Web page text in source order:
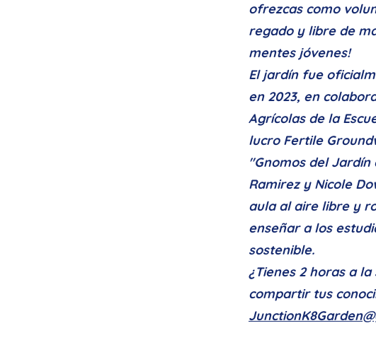
ofrezcas como
regado y libre de
mentes jóvenes!
El jardín fue
en 2023, en
Agrícolas de la
lucro Fertile
"Gnomos del
Ramirez y Nicole
aula al aire libre y
enseñar a los
sostenible.
¿Tienes 2 horas a
compartir tus